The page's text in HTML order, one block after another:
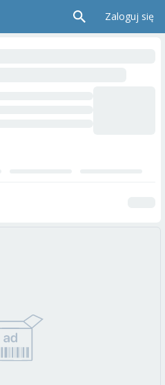
Zaloguj się